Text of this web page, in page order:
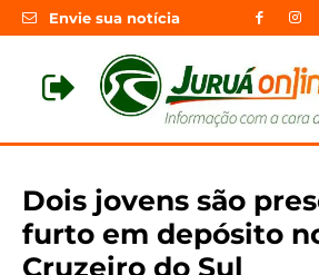
Envie sua notícia
Dois jovens são
furto em depósito
Cruzeiro do Sul